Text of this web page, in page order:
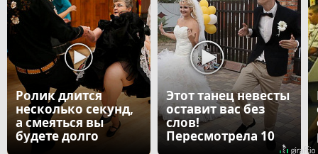
Ролик длится
несколько секунд,
а смеяться вы
будете долго
Этот танец невесты
оставит вас без
слов!
Пересмотрела 10